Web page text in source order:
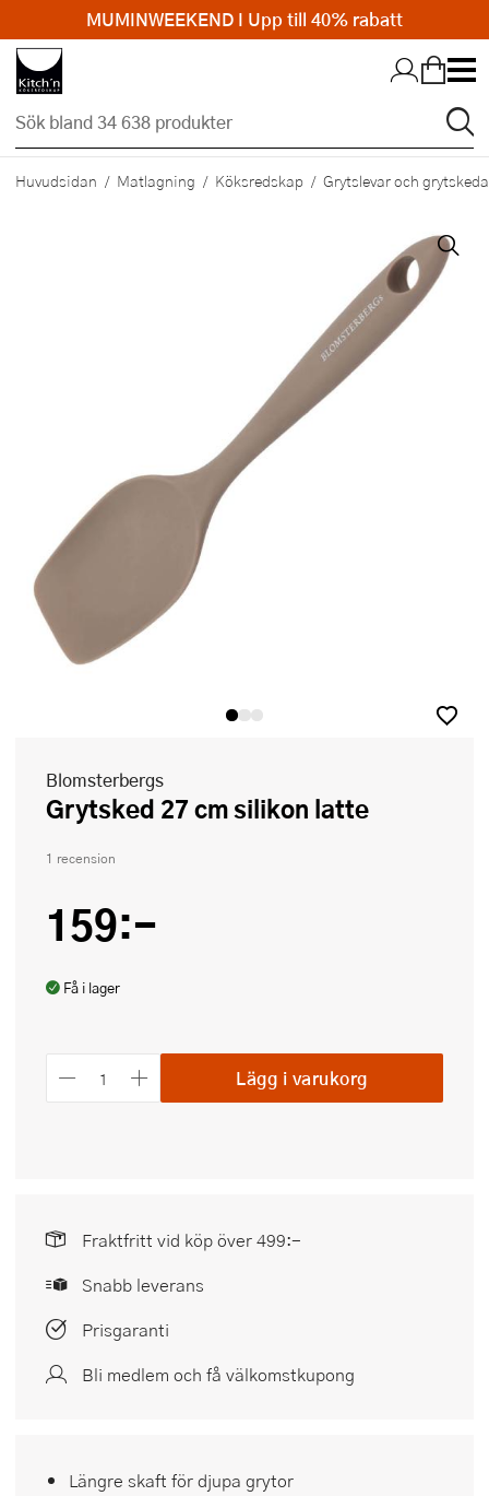
Hopp till huvudinnehållet
Huvudsidan Matlagning Köksredskap Grytslevar och
Nyhet
Blomsterbergs
Grytsked 27 cm silikon latte
1 recension
159:-
Få i lager
Lägg i varukorg
Fraktfritt vid köp över 499:-
Snabb leverans
Prisgaranti
Bli medlem och få välkomstkupong
Längre skaft för djupa grytor
MUMINWEEKEND I Upp till 40% rabatt